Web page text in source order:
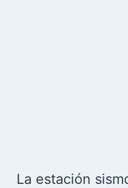
La estación